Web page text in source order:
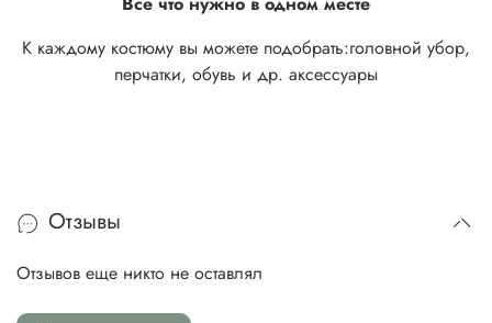
К каждому костюму вы можете подобрать:головной убор,
перчатки, обувь и др. аксессуары
Отзывы
Отзывов еще никто не оставлял